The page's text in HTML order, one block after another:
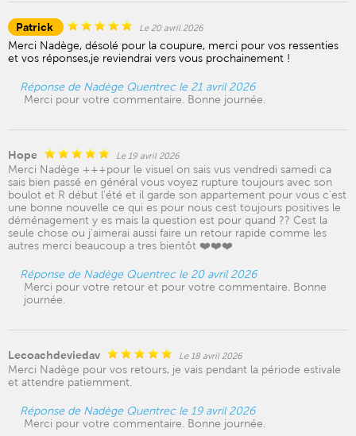
Patrick Le 20 avril 2026
Merci Nadège, désolé pour la coupure, merci pour vos ressenties
et vos réponses,je reviendrai vers vous prochainement !
Réponse de Nadège Quentrec le 21 avril 2026
Merci pour votre commentaire. Bonne journée.
Hope Le 19 avril 2026
Merci Nadège +++pour le visuel on sais vus vendredi samedi ca
sais bien passé en général vous voyez rupture toujours avec son
boulot et R début l'été et il garde son appartement pour vous c'est
une bonne nouvelle ce qui es pour nous cest toujours positives le
déménagement y es mais la question est pour quand ?? Cest la
seule chose ou j'aimerai aussi faire un retour rapide comme les
autres merci beaucoup a tres bientôt ❤️❤️❤️
Réponse de Nadège Quentrec le 20 avril 2026
Merci pour votre retour et pour votre commentaire. Bonne
journée.
Lecoachdeviedav Le 18 avril 2026
Merci Nadège pour vos retours, je vais pendant la période estivale
et attendre patiemment.
Réponse de Nadège Quentrec le 19 avril 2026
Merci pour votre commentaire. Bonne journée.